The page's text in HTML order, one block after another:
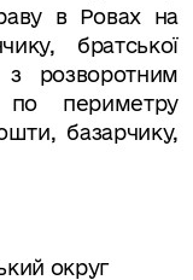
в Ровах на
братської
з розворотним
периметру
базарчику,
округ